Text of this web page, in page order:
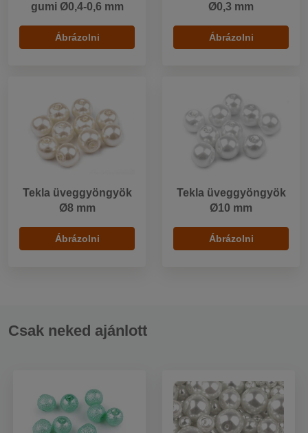
gumi Ø0,4-0,6 mm
Ábrázolni
Ø0,3 mm
Ábrázolni
Tekla üveggyöngyök
Ø8 mm
Ábrázolni
Tekla üveggyöngyök
Ø10 mm
Ábrázolni
Csak neked ajánlott